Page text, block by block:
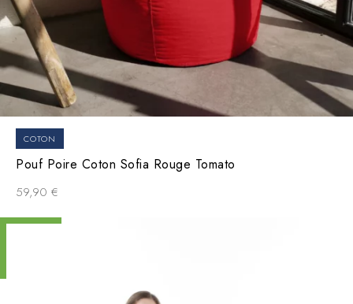
COTON
Pouf Poire Coton Sofia Rouge Tomato
59,90 €